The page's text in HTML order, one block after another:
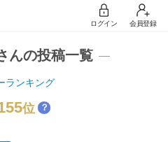
ログイン 会員登録
んの投稿一覧
ランキング
位 ？